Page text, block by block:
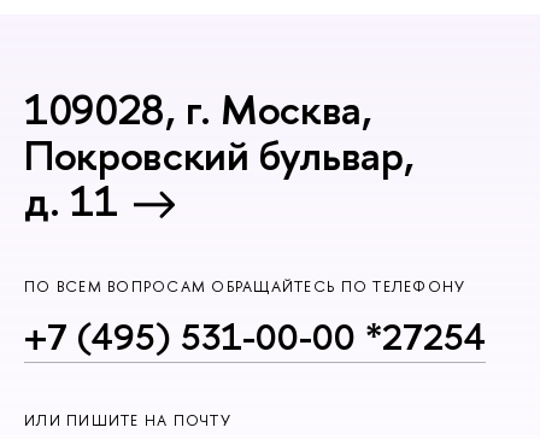
109028, г. Москва,
Покровский бульвар,
д. 11
ПО ВСЕМ ВОПРОСАМ ОБРАЩАЙТЕСЬ ПО ТЕЛЕФОНУ
+7 (495) 531-00-00 *27254
ИЛИ ПИШИТЕ НА ПОЧТУ